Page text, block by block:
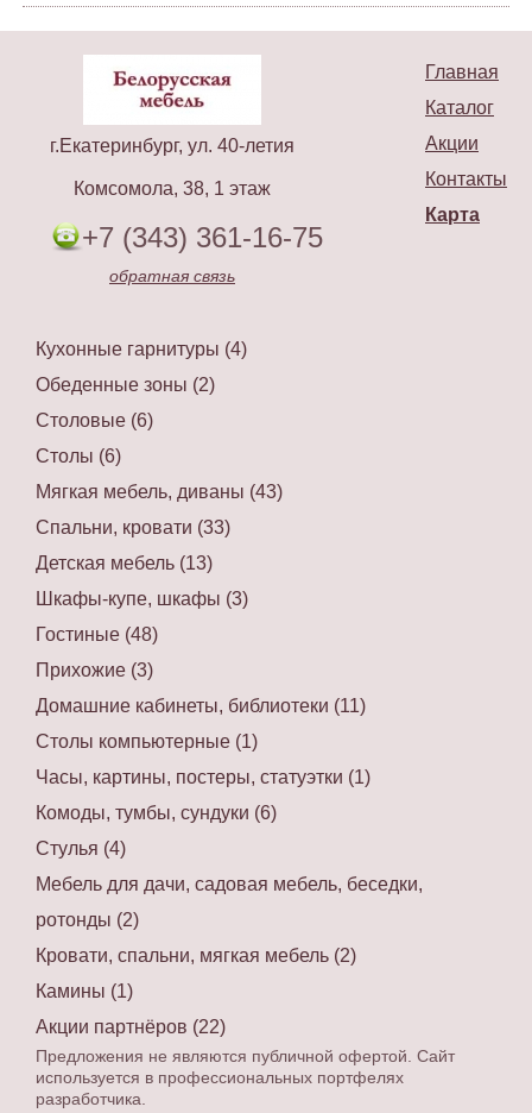
Главная
Каталог
Акции
Контакты
Карта
г.Екатеринбург, ул. 40-летия
Комсомола, 38, 1 этаж
+7 (343) 361-16-75
обратная связь
Кухонные гарнитуры (4)
Обеденные зоны (2)
Столовые (6)
Столы (6)
Мягкая мебель, диваны (43)
Спальни, кровати (33)
Детская мебель (13)
Шкафы-купе, шкафы (3)
Гостиные (48)
Прихожие (3)
Домашние кабинеты, библиотеки (11)
Столы компьютерные (1)
Часы, картины, постеры, статуэтки (1)
Комоды, тумбы, сундуки (6)
Стулья (4)
Мебель для дачи, садовая мебель, беседки,
ротонды (2)
Кровати, спальни, мягкая мебель (2)
Камины (1)
Акции партнёров (22)
Предложения не являются публичной офертой. Сайт
используется в профессиональных портфелях
разработчика.